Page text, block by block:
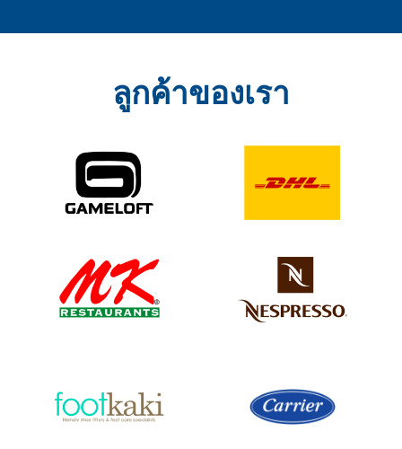
ลูกค้าของเรา